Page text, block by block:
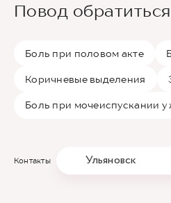
Повод
Боль при половом акте
Коричневые выделения
Боль при мочеиспускании
Контакты Ульяновск